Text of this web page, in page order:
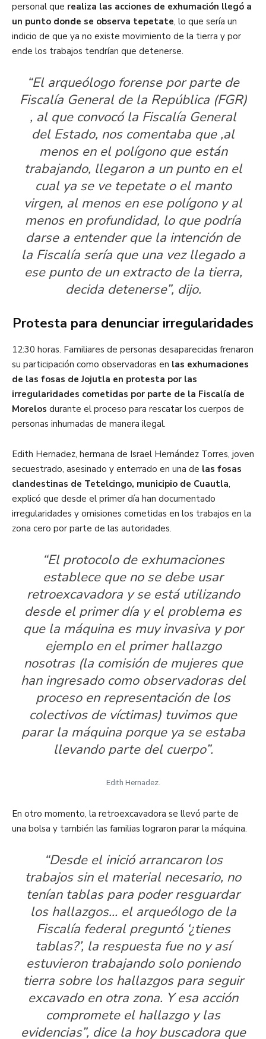
personal que realiza las acciones de exhumación llegó a
un punto donde se observa tepetate, lo que sería un
indicio de que ya no existe movimiento de la tierra y por
ende los trabajos tendrían que detenerse.
“El arqueólogo forense por parte de
Fiscalía General de la República (FGR)
, al que convocó la Fiscalía General
del Estado, nos comentaba que ,al
menos en el polígono que están
trabajando, llegaron a un punto en el
cual ya se ve tepetate o el manto
virgen, al menos en ese polígono y al
menos en profundidad, lo que podría
darse a entender que la intención de
la Fiscalía sería que una vez llegado a
ese punto de un extracto de la tierra,
decida detenerse”, dijo.
Protesta para denunciar irregularidades
12:30 horas. Familiares de personas desaparecidas frenaron
su participación como observadoras en las exhumaciones
de las fosas de Jojutla en protesta por las
irregularidades cometidas por parte de la Fiscalía de
Morelos durante el proceso para rescatar los cuerpos de
personas inhumadas de manera ilegal.
Edith Hernadez, hermana de Israel Hernández Torres, joven
secuestrado, asesinado y enterrado en una de las fosas
clandestinas de Tetelcingo, municipio de Cuautla,
explicó que desde el primer día han documentado
irregularidades y omisiones cometidas en los trabajos en la
zona cero por parte de las autoridades.
“El protocolo de exhumaciones
establece que no se debe usar
retroexcavadora y se está utilizando
desde el primer día y el problema es
que la máquina es muy invasiva y por
ejemplo en el primer hallazgo
nosotras (la comisión de mujeres que
han ingresado como observadoras del
proceso en representación de los
colectivos de víctimas) tuvimos que
parar la máquina porque ya se estaba
llevando parte del cuerpo”.
Edith Hernadez.
En otro momento, la retroexcavadora se llevó parte de
una bolsa y también las familias lograron parar la máquina.
“Desde el inició arrancaron los
trabajos sin el material necesario, no
tenían tablas para poder resguardar
los hallazgos… el arqueólogo de la
Fiscalía federal preguntó ‘¿tienes
tablas?’, la respuesta fue no y así
estuvieron trabajando solo poniendo
tierra sobre los hallazgos para seguir
excavado en otra zona. Y esa acción
compromete el hallazgo y las
evidencias”, dice la hoy buscadora que